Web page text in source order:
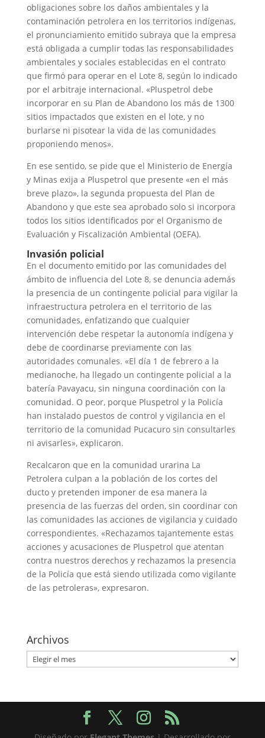
obligaciones sobre los daños ambientales y la
contaminación petrolera en los territorios indígenas,
el pronunciamiento emitido subraya que la empresa
está obligada a cumplir todas las responsabilidades
ambientales y sociales establecidas en el contrato
que firmó para operar en el Lote 8, según lo indicado
por el arbitraje internacional. «Pluspetrol debe
incorporar en su Plan de Abandono los más de 1300
sitios impactados que existen en el lote, y no
burlarse ni pisotear la vida de las comunidades
proponiendo menos».
En ese sentido, se pide que el Ministerio de Energía
y Minas exija a Pluspetrol que presente «en el más
breve plazo», la segunda propuesta del Plan de
Abandono y que este sea aprobado solo si incorpora
todos los sitios identificados por el Organismo de
Evaluación y Fiscalización Ambiental (OEFA).
Invasión policial
En el documento emitido por las comunidades del
ámbito de influencia del Lote 8, se denuncia además
la presencia de un contingente policial para vigilar la
infraestructura petrolera en el territorio de las
comunidades, enfatizando que cualquier
intervención debe respetar la autonomía indígena y
debe de coordinarse previamente con las
autoridades comunales. «El día 1 de febrero a la
medianoche, ha llegado un contingente policial a la
batería Pavayacu, sin ninguna coordinación con la
comunidad. O peor, porque Pluspetrol y la Policía
han instalado puestos de control y vigilancia en el
territorio de la comunidad Pucacuro sin consultarles
ni avisarles», explicaron.
Recalcaron que en la comunidad urarina La
Petrolera culpan a la población de los cortes del
ducto y pretenden imponer de esa manera la
presencia de las fuerzas del orden, sin coordinar con
las comunidades las acciones de vigilancia y cuidado
correspondientes. «Rechazamos tajantemente estas
acciones y acusaciones de Pluspetrol que atentan
contra nuestros derechos y rechazamos la presencia
de la Policía que está siendo utilizada como vigilante
de las petroleras», expresaron.
Archivos
Archivos